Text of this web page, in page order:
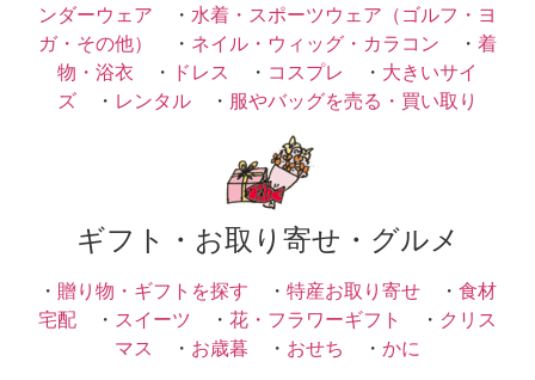
ンダーウェア ・ 水着・スポーツウェア（ゴルフ・ヨ
ガ・その他）
・ ネイル・ウィッグ・カラコン ・ 着
物・浴衣 ・ ドレス ・ コスプレ ・ 大きいサイ
ズ ・ レンタル ・ 服やバッグを売る・買い取り
ギフト・お取り寄せ・グルメ
・ 贈り物・ギフトを探す ・ 特産お取り寄せ ・ 食材
宅配 ・ スイーツ ・ 花・フラワーギフト ・ クリス
マス ・ お歳暮 ・ おせち ・ かに